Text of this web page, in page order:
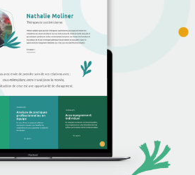
IDENTITÉ
& website –